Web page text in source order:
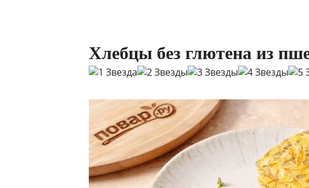
Хлебцы без глютена из